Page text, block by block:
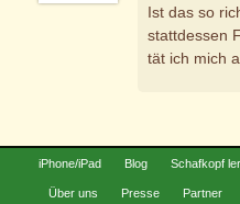
Ist das so
stattdessen
tät ich mich
iPhone/iPad Blog Schafkopf
Über uns Presse Partner